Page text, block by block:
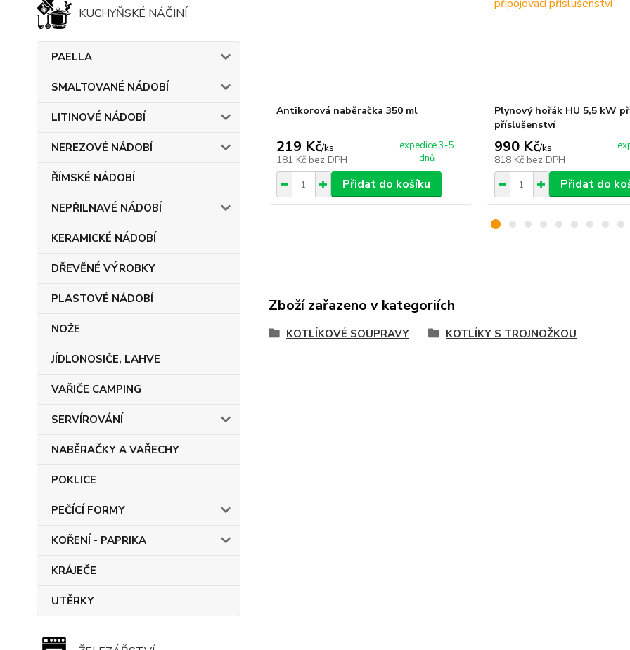
KUCHYŇSKÉ NÁČINÍ
PAELLA
SMALTOVANÉ NÁDOBÍ
LITINOVÉ NÁDOBÍ
NEREZOVÉ NÁDOBÍ
ŘÍMSKÉ NÁDOBÍ
NEPŘILNAVÉ NÁDOBÍ
KERAMICKÉ NÁDOBÍ
DŘEVĚNÉ VÝROBKY
PLASTOVÉ NÁDOBÍ
NOŽE
JÍDLONOSIČE, LAHVE
VAŘIČE CAMPING
SERVÍROVÁNÍ
NABĚRAČKY A VAŘECHY
POKLICE
PEČÍCÍ FORMY
KOŘENÍ - PAPRIKA
KRÁJEČE
UTĚRKY
Antikorová naběračka 350 ml
219 Kč/ks
181 Kč bez DPH
expedice 3-5
dnů
Přidat do košíku
Plynový hořák HU 5,5 kW
příslušenství
990 Kč/ks
818 Kč bez DPH
Přidat do
Zboží zařazeno v kategoriích
KOTLÍKOVÉ SOUPRAVY KOTLÍKY S TROJNOŽKOU